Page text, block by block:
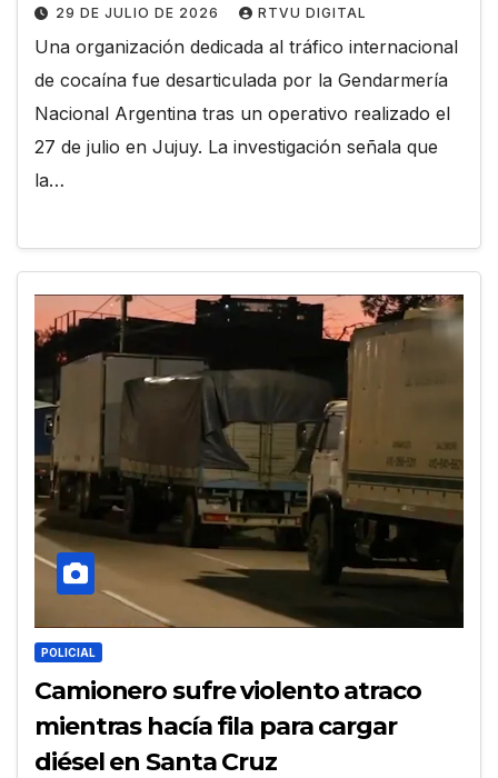
29 DE JULIO DE 2026 RTVU DIGITAL
Una organización dedicada al tráfico internacional
de cocaína fue desarticulada por la Gendarmería
Nacional Argentina tras un operativo realizado el
27 de julio en Jujuy. La investigación señala que
la…
POLICIAL
Camionero sufre violento atraco
mientras hacía fila para cargar
diésel en Santa Cruz